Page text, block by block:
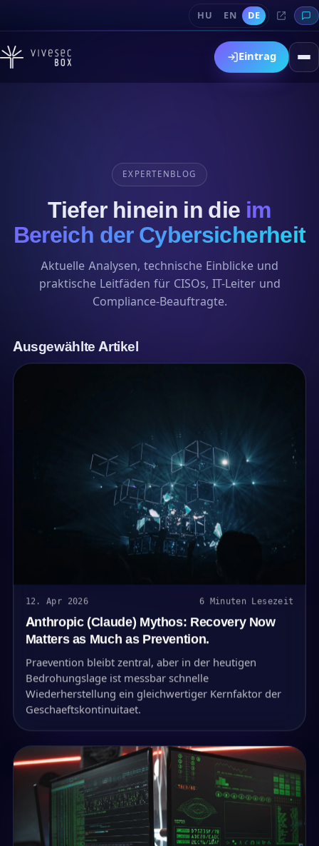
HU EN DE
Eintrag
EXPERTENBLOG
Tiefer hinein in die im
Bereich der Cybersicherheit
Aktuelle Analysen, technische Einblicke und
praktische Leitfäden für CISOs, IT-Leiter und
Compliance-Beauftragte.
Ausgewählte Artikel
12. Apr 2026 6 Minuten Lesezeit
Anthropic (Claude) Mythos: Recovery Now
Matters as Much as Prevention.
Praevention bleibt zentral, aber in der heutigen
Bedrohungslage ist messbar schnelle
Wiederherstellung ein gleichwertiger Kernfaktor der
Geschaeftskontinuitaet.